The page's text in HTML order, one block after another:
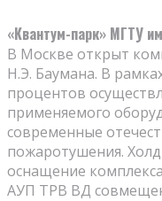
«Квантум-парк» МГТУ
В Москве открыт
Н.Э. Баумана. В
процентов
применяемого
современные
пожаротушения.
оснащение
АУП ТРВ ВД